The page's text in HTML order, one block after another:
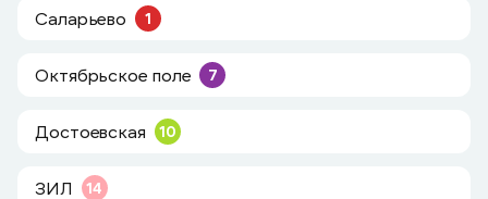
Саларьево 1
Октябрьское поле 7
Достоевская 10
ЗИЛ 14